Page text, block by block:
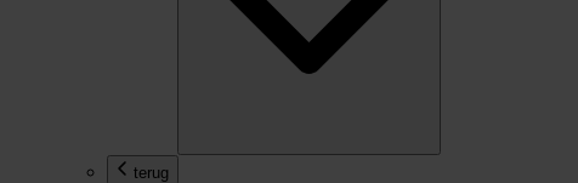
terug